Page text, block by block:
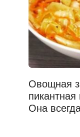
Овощная
пикантная
Она